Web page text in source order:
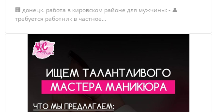
🏢 донецк. работа в кировском районе для мужчины: - 👤
требуется работник в частное...